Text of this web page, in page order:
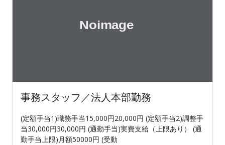
事務スタッフ／法人本部勤務
(定額手当1)職務手当15,000円20,000円 (定額手当2)調整手
当30,000円30,000円 (通勤手当)実費支給（上限あり） (通
勤手当上限)月額50000円 (受動